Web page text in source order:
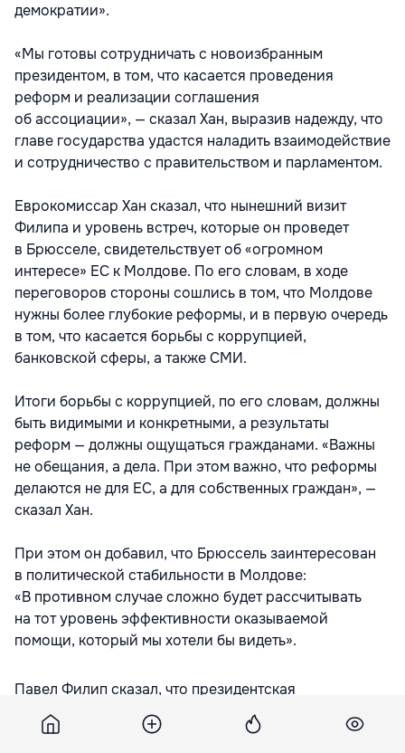
демократии».
«Мы готовы сотрудничать с новоизбранным
президентом, в том, что касается проведения
реформ и реализации соглашения
об ассоциации», — сказал Хан, выразив надежду, что
главе государства удастся наладить взаимодействие
и сотрудничество с правительством и парламентом.
Еврокомиссар Хан сказал, что нынешний визит
Филипа и уровень встреч, которые он проведет
в Брюсселе, свидетельствует об «огромном
интересе» ЕС к Молдове. По его словам, в ходе
переговоров стороны сошлись в том, что Молдове
нужны более глубокие реформы, и в первую очередь
в том, что касается борьбы с коррупцией,
банковской сферы, а также СМИ.
Итоги борьбы с коррупцией, по его словам, должны
быть видимыми и конкретными, а результаты
реформ — должны ощущаться гражданами. «Важны
не обещания, а дела. При этом важно, что реформы
делаются не для ЕС, а для собственных граждан», —
сказал Хан.
При этом он добавил, что Брюссель заинтересован
в политической стабильности в Молдове:
«В противном случае сложно будет рассчитывать
на тот уровень эффективности оказываемой
помощи, который мы хотели бы видеть».
Павел Филип сказал, что президентская
избирательная кампания в Молдове была острой, и в
ходе нее звучало много громких заявлений.